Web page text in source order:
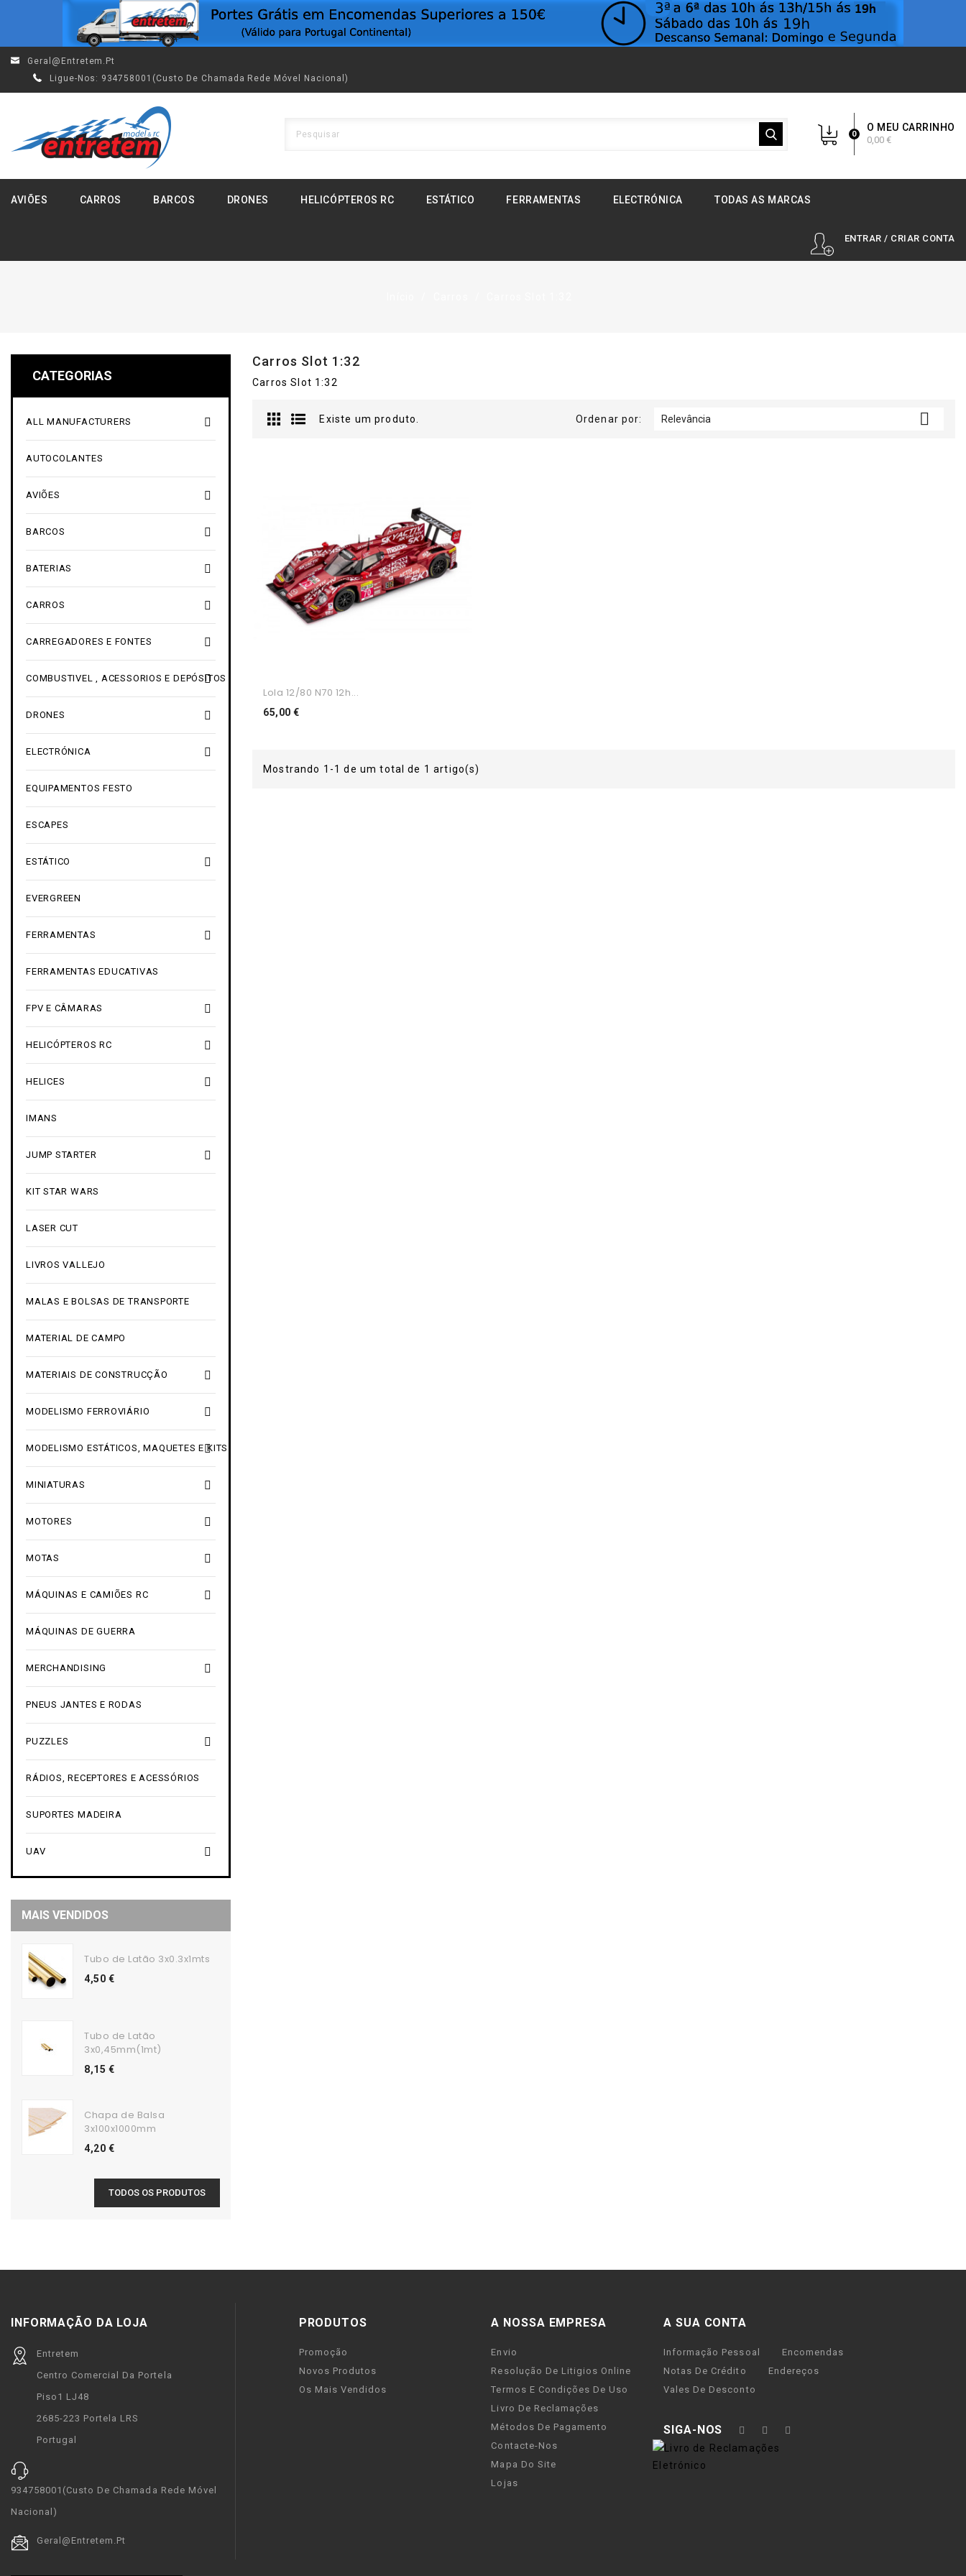
Geral@entretem.pt
Ligue-Nos: 934758001(custo De Chamada Rede Móvel Nacional)
O MEU CARRINHO
0
0,00 €
AVIÕES CARROS BARCOS DRONES HELICÓPTEROS RC ESTÁTICO FERRAMENTAS ELECTRÓNICA TODAS AS MARCAS
ENTRAR / CRIAR CONTA
CATEGORIAS

ALL MANUFACTURERS
AUTOCOLANTES

AVIÕES

BARCOS

BATERIAS

CARROS

CARREGADORES E FONTES

COMBUSTIVEL , ACESSORIOS E DEPÓSITOS

DRONES

ELECTRÓNICA
EQUIPAMENTOS FESTO
ESCAPES

ESTÁTICO
EVERGREEN

FERRAMENTAS
FERRAMENTAS EDUCATIVAS

FPV E CÂMARAS

HELICÓPTEROS RC

HELICES
IMANS

JUMP STARTER
KIT STAR WARS
LASER CUT
LIVROS VALLEJO
MALAS E BOLSAS DE TRANSPORTE
MATERIAL DE CAMPO

MATERIAIS DE CONSTRUCÇÃO

MODELISMO FERROVIÁRIO

MODELISMO ESTÁTICOS, MAQUETES E KITS

MINIATURAS

MOTORES

MOTAS

MÁQUINAS E CAMIÕES RC
MÁQUINAS DE GUERRA

MERCHANDISING
PNEUS JANTES E RODAS

PUZZLES
RÁDIOS, RECEPTORES E ACESSÓRIOS
SUPORTES MADEIRA

UAV
MAIS VENDIDOS
Tubo de Latão 3x0.3x1mts
4,50 €
Tubo de Latão
3x0,45mm(1mt)
8,15 €
Chapa de Balsa
3x100x1000mm
4,20 €
TODOS OS PRODUTOS
Carros Slot 1:32
Carros Slot 1:32
Existe um produto. Ordenar por: Relevância 
Lola 12/80 N70 12h...
65,00 €Preço
Mostrando 1-1 de um total de 1 artigo(s)
INFORMAÇÃO DA LOJA
Entretem
Centro Comercial Da Portela
Piso1 LJ48
2685-223 Portela LRS
Portugal
934758001(custo De Chamada Rede Móvel
Nacional)
Geral@entretem.pt
PRODUTOS
Promoção
Novos Produtos
Os Mais Vendidos
A NOSSA EMPRESA
Envio
Resolução De Litigios Online
Termos E Condições De Uso
Livro De Reclamações
Métodos De Pagamento
Contacte-Nos
Mapa Do Site
Lojas
A SUA CONTA
Informação Pessoal
Encomendas
Notas De Crédito
Endereços
Vales De Desconto
SIGA-NOS